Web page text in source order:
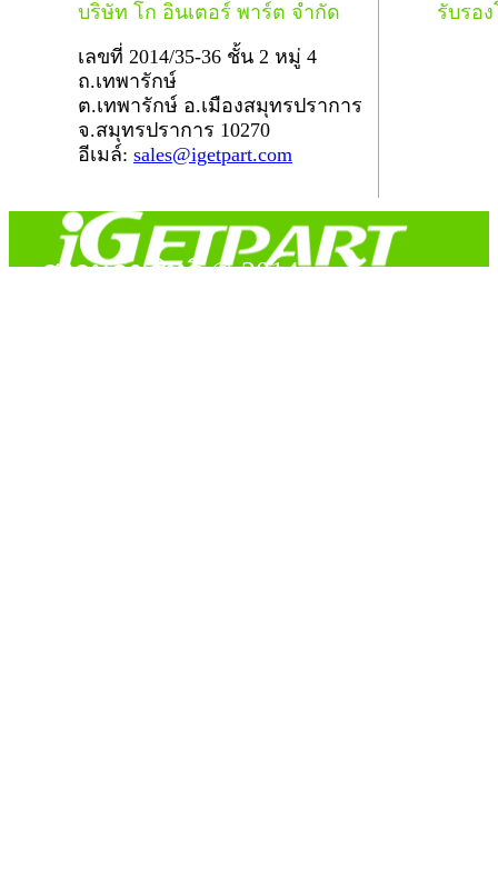
บริษัท โก อินเตอร์ พาร์ต จำกัด
เลขที่ 2014/35-36 ชั้น 2 หมู่ 4
ถ.เทพารักษ์
ต.เทพารักษ์ อ.เมืองสมุทรปราการ
จ.สมุทรปราการ 10270
อีเมล์: sales@igetpart.com
รับรอ
สงวนลิขสิทธิ์ © 2014